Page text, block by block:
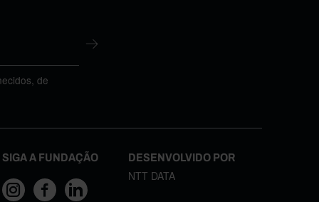
de
SIGA A FUNDAÇÃO DESENVOLVIDO POR
NTT DATA